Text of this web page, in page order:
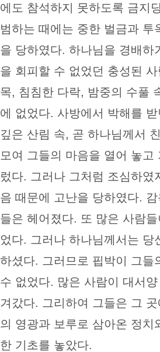
에도 참석하지 못하도록 금지
범하는 때에는 중한 벌금과 투
을 당하였다. 하나님을 경배하
을 회피할 수 없었던 충성된
목, 침침한 다락, 밤중의 수풀
에 없었다. 사방에서 박해를
깊은 산림 속, 곧 하나님께서
모여 그들의 마음을 열어 놓고
렀다. 그러나 그처럼 조심하였
음 때문에 고난을 당하였다.
들은 헤어졌다. 또 많은 사람
었다. 그러나 하나님께서는 당
하셨다. 그러므로 핍박이 그들
수 없었다. 많은 사람이 대서
겨갔다. 그리하여 그들은 그
의 영광과 보루로 삼아온 정치
한 기초를 놓았다.